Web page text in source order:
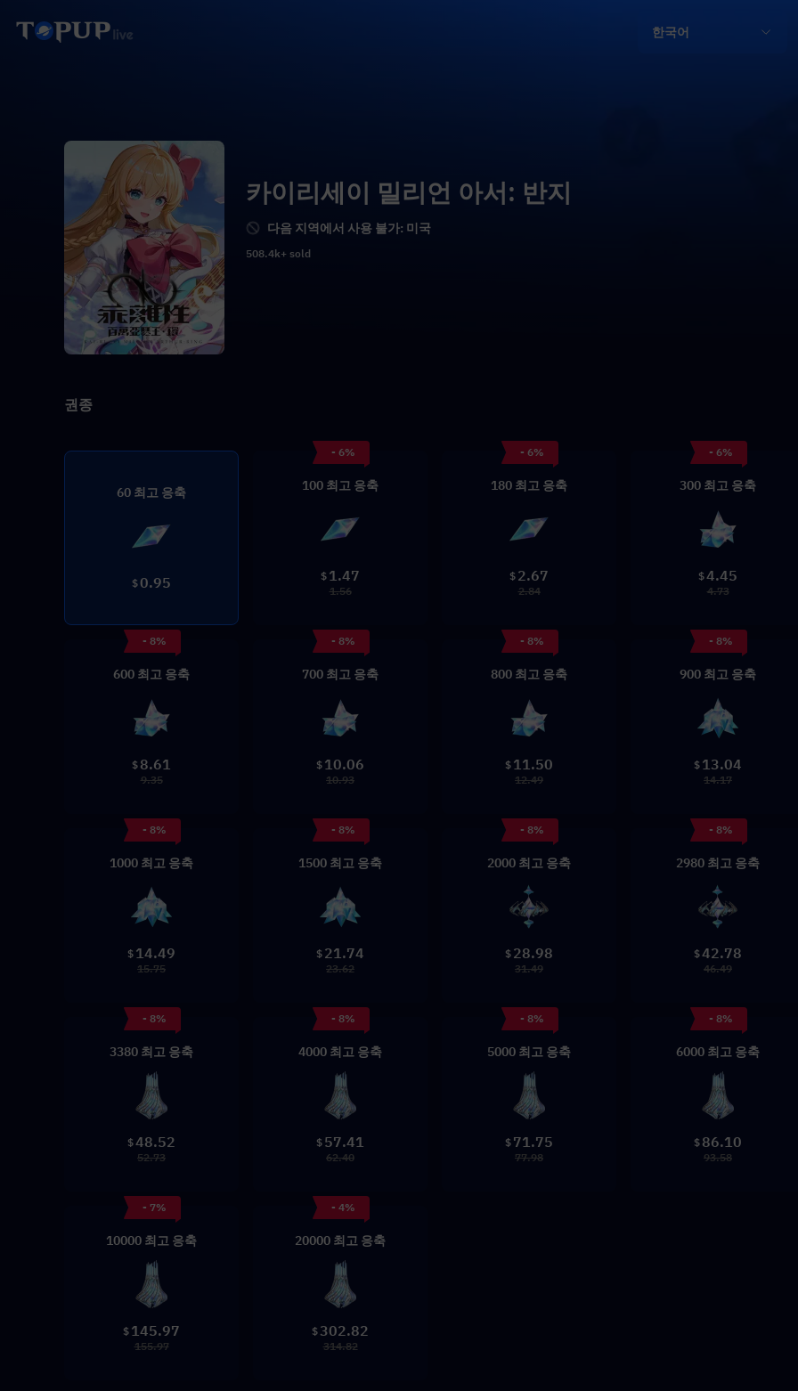
한국어
카이리세이 밀리언 아서: 반지
다음 지역에서 사용 불가: 미국
508.4k+ sold
권종
60 최고 응축
$0.95
- 6%
100 최고 응축
$ 1.47
1.56
- 6%
180 최고 응축
$ 2.67
2.84
- 6%
300 최고 응축
$4.45
4.73
- 8%
600 최고 응축
$ 8.61
9.35
- 8%
700 최고 응축
$ 10.06
10.93
- 8%
800 최고 응축
$ 11.50
12.49
- 8%
900 최고 응축
$ 13.04
14.17
- 8%
1000 최고 응축
$ 14.49
15.75
- 8%
1500 최고 응축
$ 21.74
23.62
- 8%
2000 최고 응축
$ 28.98
31.49
- 8%
2980 최고 응축
$42.78
46.49
- 8%
3380 최고 응축
$48.52
52.73
- 8%
4000 최고 응축
$ 57.41
62.40
- 8%
5000 최고 응축
$ 71.75
77.98
- 8%
6000 최고 응축
$ 86.10
93.58
- 7%
10000 최고 응축
$ 145.97
155.97
- 4%
20000 최고 응축
$ 302.82
314.82